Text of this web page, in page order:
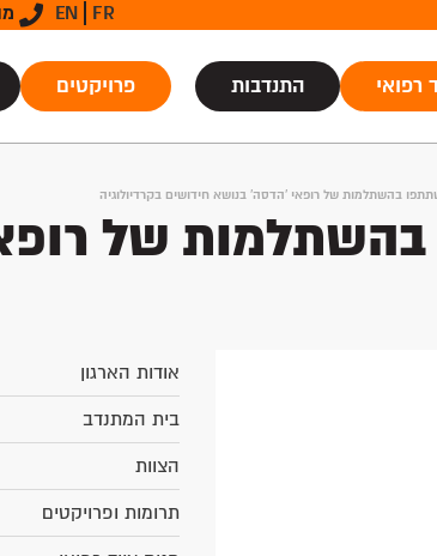
EN FR
רפואי התנדבות פרויקטים
בהשתלמות של רופאי 'הדסה' בנושא חידושים בקרדיולוגיה
של
אודות הארגון
בית המתנדב
הצוות
תרומות ופרויקטים